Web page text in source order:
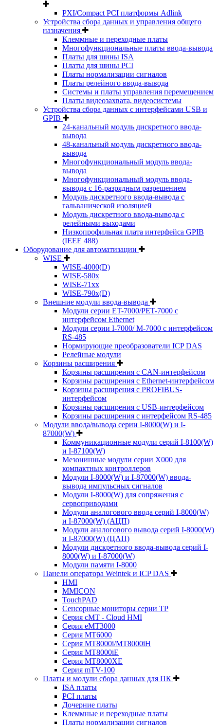
PXI/Compact PCI платформы Adlink
Устройства сбора данных и управления общего
назначения
Клеммные и переходные платы
Многофункциональные платы ввода-вывода
Платы для шины ISA
Платы для шины PCI
Платы нормализации сигналов
Платы релейного ввода-вывода
Системы и платы управления перемещением
Платы видеозахвата, видеосистемы
Устройства сбора данных с интерфейсами USB и
GPIB
24-канальный модуль дискретного ввода-
вывода
48-канальный модуль дискретного ввода-
вывода
Многофункциональный модуль ввода-
вывода
Многофункциональный модуль ввода-
вывода c 16-разрядным разрешением
Модуль дискретного ввода-вывода с
гальванической изоляцией
Модуль дискретного ввода-вывода с
релейными выходами
Низкопрофильная плата интерфейса GPIB
(IEEE 488)
Оборудование для автоматизации
WISE
WISE-4000(D)
WISE-580x
WISE-71xx
WISE-790x(D)
Внешние модули ввода-вывода
Модули серии ET-7000/PET-7000 с
интерфейсом Ethernet
Модули серии I-7000/ M-7000 с интерфейсом
RS-485
Нормирующие преобразователи ICP DAS
Релейные модули
Корзины расширения
Корзины расширения с CAN-интерфейсом
Корзины расширения с Ethernet-интерфейсом
Корзины расширения с PROFIBUS-
интерфейсом
Корзины расширения с USB-интерфейсом
Корзины расширения с интерфейсом RS-485
Модули ввода/вывода серии I-8000(W) и I-
87000(W)
Коммуникационные модули серий I-8100(W)
и I-87100(W)
Мезонинные модули серии X000 для
компактных контроллеров
Модули I-8000(W) и I-87000(W) ввода-
вывода импульсных сигналов
Модули I-8000(W) для сопряжения с
сервоприводами
Модули аналогового ввода серий I-8000(W)
и I-87000(W) (АЦП)
Модули аналогового вывода серий I-8000(W)
и I-87000(W) (ЦАП)
Модули дискретного ввода-вывода серий I-
8000(W) и I-87000(W)
Модули памяти I-8000
Панели оператора Weintek и ICP DAS
HMI
MMICON
TouchPAD
Сенсорные мониторы серии TP
Серия cMT - Cloud HMI
Серия eMT3000
Серия MT6000
Серия MT8000i/MT8000iH
Серия MT8000iE
Серия MT8000XE
Серия mTV-100
Платы и модули сбора данных для ПК
ISA платы
PCI платы
Дочерние платы
Клеммные и переходные платы
Платы нормализации сигналов